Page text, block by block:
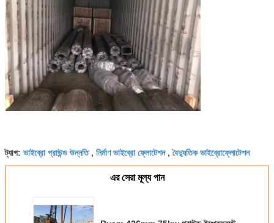
ট্যাগ: ভাইব্রো গ্রাউন্ড উন্নতি, নির্মাণ ভাইব্রো ফ্লোটেশন,বৈদ্যুতিক ভাইব্রোফ্লোটেশন
এর সেরা মূল্য পান